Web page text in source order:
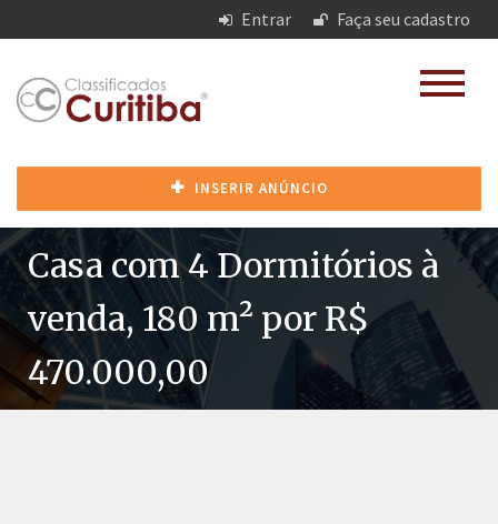
Entrar Faça seu cadastro
INSERIR ANÚNCIO
Casa com 4 Dormitórios à
venda, 180 m² por R$
470.000,00